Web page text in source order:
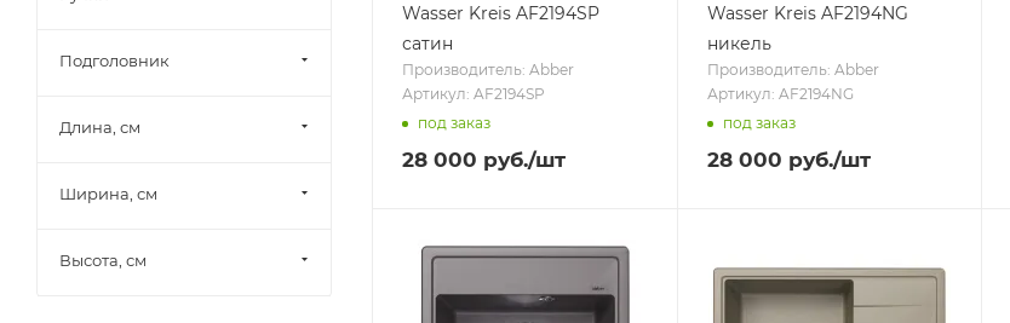
Wasser Kreis AF2194SP
сатин
Производитель: Abber
Артикул: AF2194SP
под заказ
28 000 руб./шт
Wasser Kreis AF2194NG
никель
Производитель: Abber
Артикул: AF2194NG
под заказ
28 000 руб./шт
Подголовник
Длина, см
Ширина, см
Высота, см